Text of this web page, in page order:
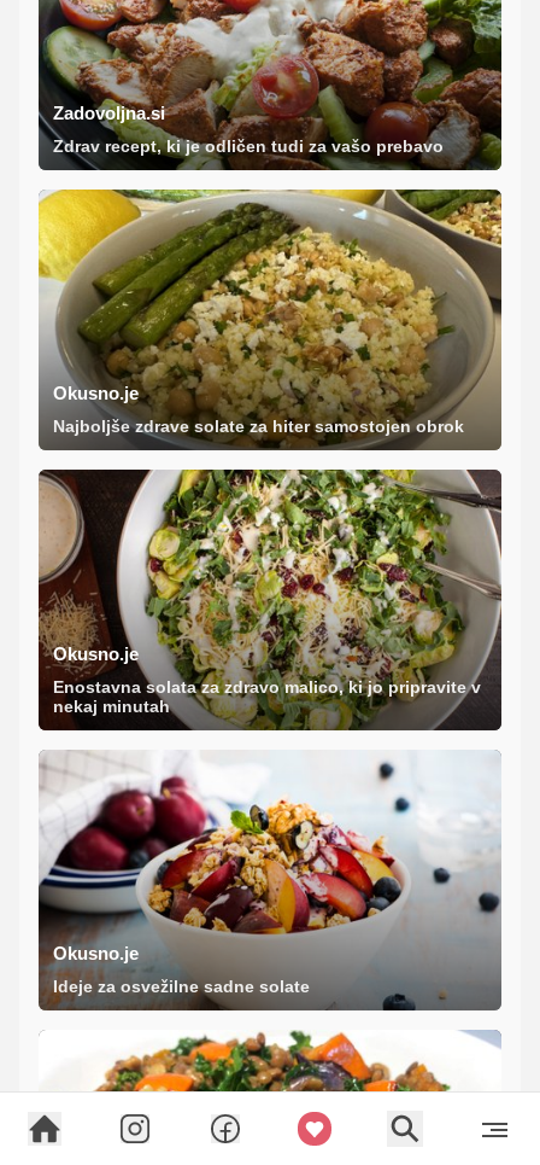
Zadovoljna.si
Zdrav recept, ki je odličen tudi za vašo prebavo
Okusno.je
Najboljše zdrave solate za hiter samostojen obrok
Okusno.je
Enostavna solata za zdravo malico, ki jo pripravite v
nekaj minutah
Okusno.je
Ideje za osvežilne sadne solate